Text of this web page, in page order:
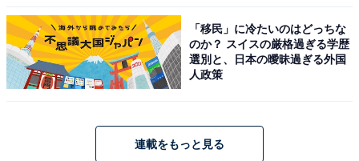
を意味します。国語辞典を参照すると、「直帰」は「職
場で社員が訪問先から社へ戻らずにそのまま自宅へ帰る
こと」とあります。外出することが多い営業職などの人
は、頻繁に耳にすることがあるかもしれません。上司や
前に自ら社内のホワイトボードなどへ書き込むといった
伝達方法もあります。後者であれば、前置きもなくアル
「移民」に冷たいのはどっちな
のか？ スイスの厳格過ぎる学歴
選別と、日本の曖昧過ぎる外国
人政策
連載をもっと見る